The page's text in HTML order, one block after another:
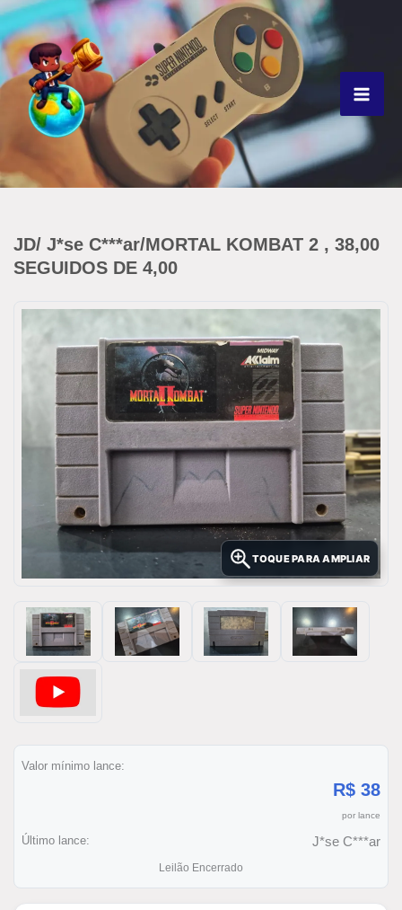
Ir
para
o
conteúdo
JD/ J*se C***ar/MORTAL KOMBAT 2 , 38,00
SEGUIDOS DE 4,00
TOQUE PARA AMPLIAR
Valor mínimo lance:
R$ 38
por lance
Último lance: J*se C***ar
Leilão Encerrado